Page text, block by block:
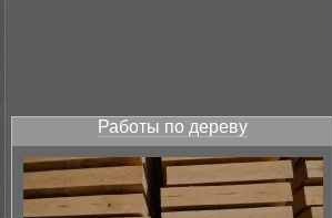
Работы по дереву